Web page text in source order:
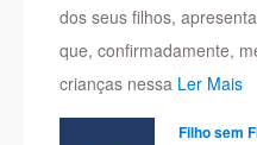
dos seus filhos,
que, confirmadamente,
crianças nessa Ler Mais
Filho sem